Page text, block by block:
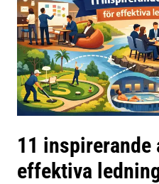
11
effektiva